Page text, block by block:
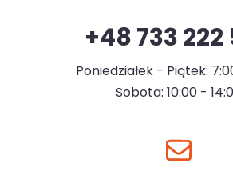
+48 733 222
Poniedziałek - Piątek:
Sobota: 10:00 -